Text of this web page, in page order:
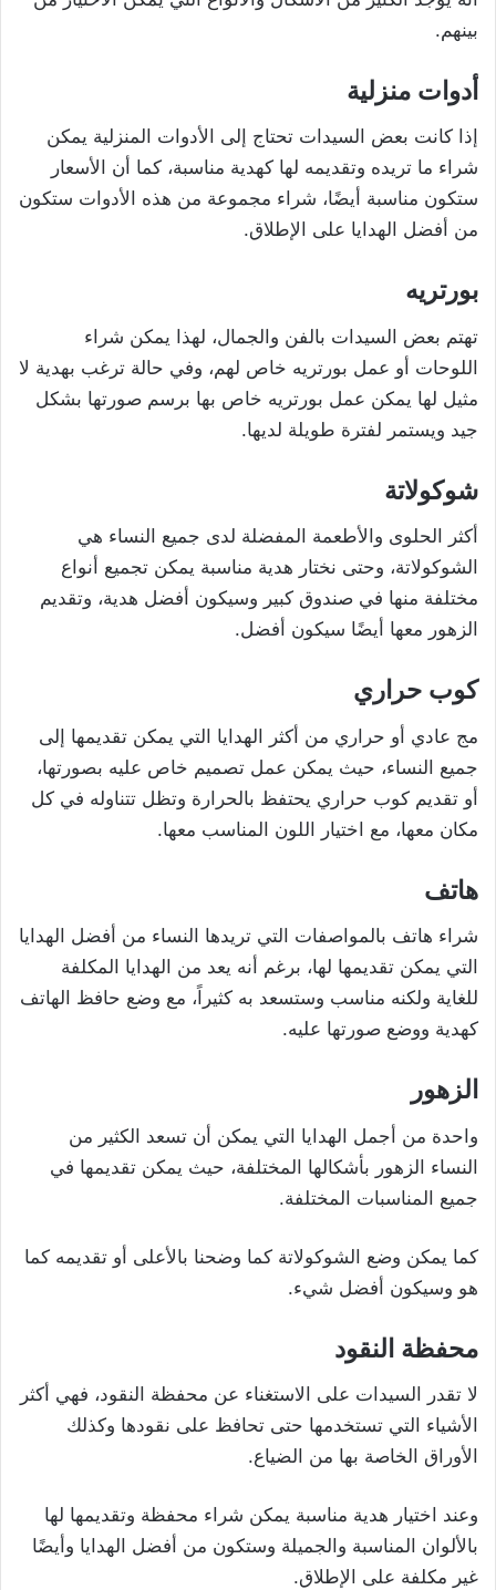
بينهم.
أدوات منزلية
إذا كانت بعض السيدات تحتاج إلى الأدوات المنزلية يمكن
شراء ما تريده وتقديمه لها كهدية مناسبة، كما أن الأسعار
ستكون مناسبة أيضًا، شراء مجموعة من هذه الأدوات ستكون
من أفضل الهدايا على الإطلاق.
بورتريه
تهتم بعض السيدات بالفن والجمال، لهذا يمكن شراء
اللوحات أو عمل بورتريه خاص لهم، وفي حالة ترغب بهدية لا
مثيل لها يمكن عمل بورتريه خاص بها برسم صورتها بشكل
جيد ويستمر لفترة طويلة لديها.
شوكولاتة
أكثر الحلوى والأطعمة المفضلة لدى جميع النساء هي
الشوكولاتة، وحتى نختار هدية مناسبة يمكن تجميع أنواع
مختلفة منها في صندوق كبير وسيكون أفضل هدية، وتقديم
الزهور معها أيضًا سيكون أفضل.
كوب حراري
مج عادي أو حراري من أكثر الهدايا التي يمكن تقديمها إلى
جميع النساء، حيث يمكن عمل تصميم خاص عليه بصورتها،
أو تقديم كوب حراري يحتفظ بالحرارة وتظل تتناوله في كل
مكان معها، مع اختيار اللون المناسب معها.
هاتف
شراء هاتف بالمواصفات التي تريدها النساء من أفضل الهدايا
التي يمكن تقديمها لها، برغم أنه يعد من الهدايا المكلفة
للغاية ولكنه مناسب وستسعد به كثيراً، مع وضع حافظ الهاتف
كهدية ووضع صورتها عليه.
الزهور
واحدة من أجمل الهدايا التي يمكن أن تسعد الكثير من
النساء الزهور بأشكالها المختلفة، حيث يمكن تقديمها في
جميع المناسبات المختلفة.
كما يمكن وضع الشوكولاتة كما وضحنا بالأعلى أو تقديمه كما
هو وسيكون أفضل شيء.
محفظة النقود
لا تقدر السيدات على الاستغناء عن محفظة النقود، فهي أكثر
الأشياء التي تستخدمها حتى تحافظ على نقودها وكذلك
الأوراق الخاصة بها من الضياع.
وعند اختيار هدية مناسبة يمكن شراء محفظة وتقديمها لها
بالألوان المناسبة والجميلة وستكون من أفضل الهدايا وأيضًا
غير مكلفة على الإطلاق.